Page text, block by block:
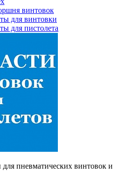
винтовок
для винтовки
для пистолета
для пневматических винтовок и